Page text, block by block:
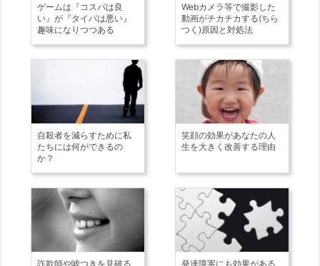
ゲームは『コスパは良
い』が『タイパは悪い』
趣味になりつつある
Webカメラ等で撮影した
動画がチカチカする(ちら
つく)原因と対処法
自殺者を減らすために私
たちには何ができるの
か？
笑顔の効果があなたの人
生を大きく改善する理由
詐欺師や嘘つきを見破る
発達障害にも効果がある